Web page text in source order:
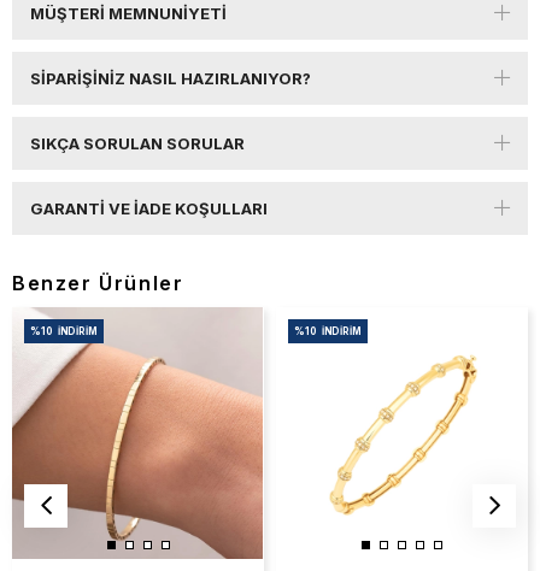
MÜŞTERI MEMNUNIYETI
SIPARIŞINIZ NASIL HAZIRLANIYOR?
SIKÇA SORULAN SORULAR
GARANTI VE İADE KOŞULLARI
Benzer Ürünler
%10 İNDIRIM %10 İNDIRIM